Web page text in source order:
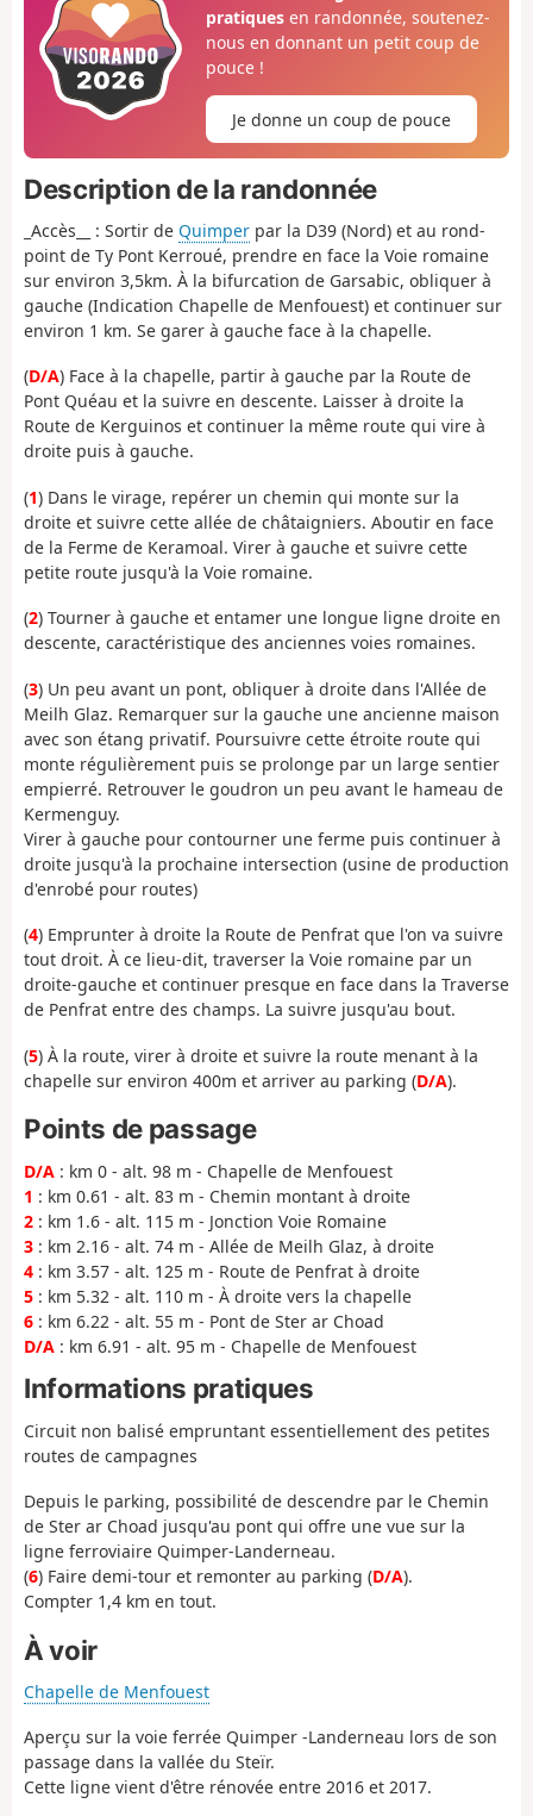
pratiquesen randonnée, soutenez-
nous en donnant un petit coup de
pouce !
Je donne un coup de pouce
Description de la randonnée
_Accès__ : Sortir de Quimper par la D39 (Nord) et au rond-
point de Ty Pont Kerroué, prendre en face la Voie romaine
sur environ 3,5km. À la bifurcation de Garsabic, obliquer à
gauche (Indication Chapelle de Menfouest) et continuer sur
environ 1 km. Se garer à gauche face à la chapelle.
(D/A) Face à la chapelle, partir à gauche par la Route de
Pont Quéau et la suivre en descente. Laisser à droite la
Route de Kerguinos et continuer la même route qui vire à
droite puis à gauche.
(1) Dans le virage, repérer un chemin qui monte sur la
droite et suivre cette allée de châtaigniers. Aboutir en face
de la Ferme de Keramoal. Virer à gauche et suivre cette
petite route jusqu'à la Voie romaine.
(2) Tourner à gauche et entamer une longue ligne droite en
descente, caractéristique des anciennes voies romaines.
(3) Un peu avant un pont, obliquer à droite dans l'Allée de
Meilh Glaz. Remarquer sur la gauche une ancienne maison
avec son étang privatif. Poursuivre cette étroite route qui
monte régulièrement puis se prolonge par un large sentier
empierré. Retrouver le goudron un peu avant le hameau de
Kermenguy.
Virer à gauche pour contourner une ferme puis continuer à
droite jusqu'à la prochaine intersection (usine de production
d'enrobé pour routes)
(4) Emprunter à droite la Route de Penfrat que l'on va suivre
tout droit. À ce lieu-dit, traverser la Voie romaine par un
droite-gauche et continuer presque en face dans la Traverse
de Penfrat entre des champs. La suivre jusqu'au bout.
(5) À la route, virer à droite et suivre la route menant à la
chapelle sur environ 400m et arriver au parking (D/A).
Points de passage
D/A : km 0 - alt. 98 m - Chapelle de Menfouest
1 : km 0.61 - alt. 83 m - Chemin montant à droite
2 : km 1.6 - alt. 115 m - Jonction Voie Romaine
3 : km 2.16 - alt. 74 m - Allée de Meilh Glaz, à droite
4 : km 3.57 - alt. 125 m - Route de Penfrat à droite
5 : km 5.32 - alt. 110 m - À droite vers la chapelle
6 : km 6.22 - alt. 55 m - Pont de Ster ar Choad
D/A : km 6.91 - alt. 95 m - Chapelle de Menfouest
Informations pratiques
Circuit non balisé empruntant essentiellement des petites
routes de campagnes
Depuis le parking, possibilité de descendre par le Chemin
de Ster ar Choad jusqu'au pont qui offre une vue sur la
ligne ferroviaire Quimper-Landerneau.
(6) Faire demi-tour et remonter au parking (D/A).
Compter 1,4 km en tout.
À voir
Chapelle de Menfouest
Aperçu sur la voie ferrée Quimper -Landerneau lors de son
passage dans la vallée du Steïr.
Cette ligne vient d'être rénovée entre 2016 et 2017.